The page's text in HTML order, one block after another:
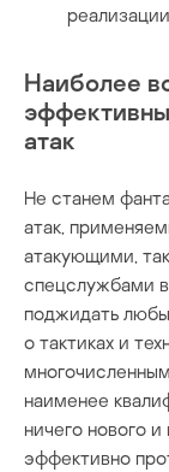
Наиболее
атак
Не станем
атак,
атакующими,
спецслужбами
поджидать
о тактиках и
наименее
ничего нового
эффективно